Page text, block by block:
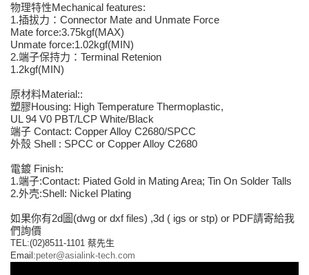
物理特性Mechanical features:
1.插拔力： Connector Mate and Unmate Force
Mate force:3.75kgf(MAX)
Unmate force:1.02kgf(MIN)
2.端子保持力： Terminal Retenion
1.2kgf(MIN)
原材料Material::
塑膠Housing: High Temperature Thermoplastic,
UL 94 V0 PBT/LCP White/Black
端子 Contact: Copper Alloy C2680/SPCC
外殼 Shell : SPCC or Copper Alloy C2680
電鍍 Finish:
1.端子:Contact: Piated Gold in Mating Area; Tin On Solder Talls
2.外壳:Shell: Nickel Plating
如果你有2d圖(dwg or dxf files) ,3d ( igs or stp) or PDF請寄給我
們詢價
TEL:(02)8511-1101 蔡先生
Email:peter@asialink-tech.com